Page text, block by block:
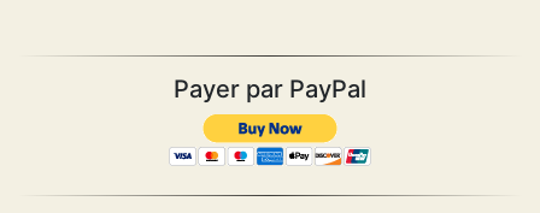
Payer par PayPal